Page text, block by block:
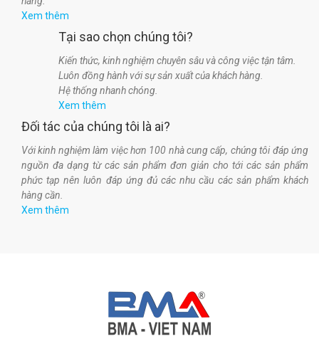
Xem thêm
Tại sao chọn chúng tôi?
Kiến thức, kinh nghiệm chuyên sâu và công việc tận tâm.
Luôn đồng hành với sự sản xuất của khách hàng.
Hệ thống nhanh chóng.
Xem thêm
Đối tác của chúng tôi là ai?
Với kinh nghiệm làm việc hơn 100 nhà cung cấp, chúng tôi đáp ứng
nguồn đa dạng từ các sản phẩm đơn giản cho tới các sản phẩm
phức tạp nên luôn đáp ứng đủ các nhu cầu các sản phẩm khách
hàng cần.
Xem thêm